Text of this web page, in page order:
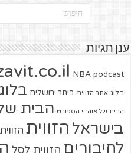
ענן תגיות
NBA podcast
בלוג אתר הזווית ביתר ירושלים
הבית של אוהדי הספורט הבית
בישראל הזווית
לחיבורים הזווית לסל